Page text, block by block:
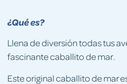
¿Qué es?
Llena de diversión todas tus
fascinante caballito de mar.
Este original caballito de mar